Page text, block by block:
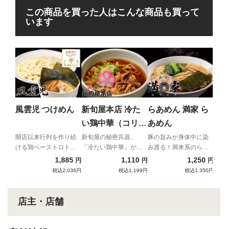
この商品を買った人はこんな商品も買って
います
風雲児 つけめん
開店以来行列を作り続
ける鶏ベーストロトロ
1,885 円
税込2,036円
新旬屋本店 冷た
い鶏中華（コリコ
リ親鶏使用）
新旬屋の秘密兵器、
「冷たい鶏中華」が宅
1,110 円
税込1,199円
らあめん 満家 ら
あめん
豚の旨みが身体中に染
み渡る！満来系のらあ
めんが新登場！1,250 円
税込1,350円
店主・店舗